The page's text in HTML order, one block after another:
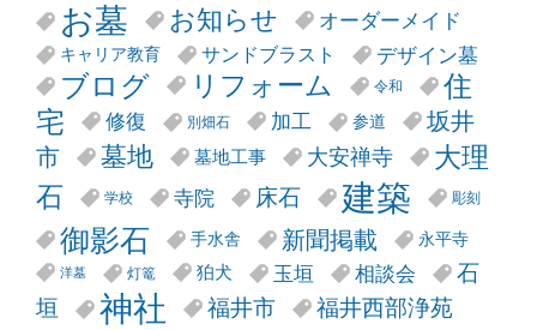
お墓 お知らせ オーダーメイド
キャリア教育 サンドブラスト デザイン墓
ブログ リフォーム 令和
住
宅
修復 別畑石 加工 参道
坂井
市
墓地 墓地工事 大安禅寺
大理
石
学校 寺院 床石 建築 彫刻
御影石 手水舎 新聞掲載 永平寺
洋墓 灯篭 狛犬 玉垣 相談会
石
垣
神社 福井市 福井西部浄苑